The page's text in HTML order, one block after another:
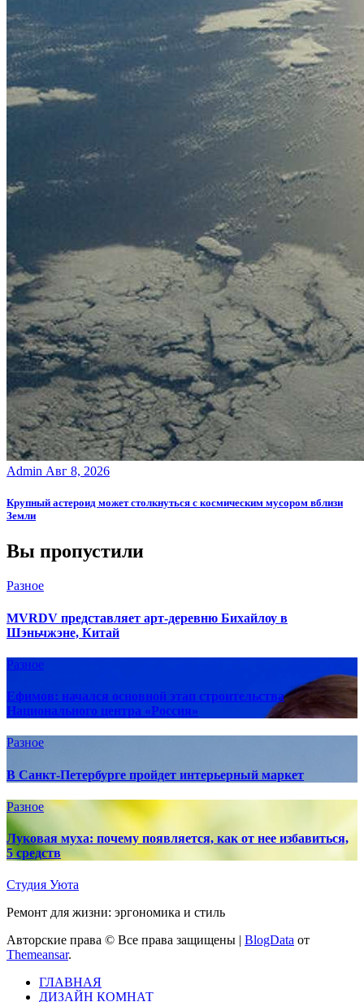
Admin Авг 8, 2026
Крупный астероид может столкнуться с космическим мусором вблизи
Земли
Вы пропустили
Разное
MVRDV представляет арт-деревню Бихайлоу в
Шэньчжэне, Китай
Разное
Ефимов: начался основной этап строительства
Национального центра «Россия»
Разное
В Санкт-Петербурге пройдет интерьерный маркет
Разное
Луковая муха: почему появляется, как от нее избавиться,
5 средств
Студия Уюта
Ремонт для жизни: эргономика и стиль
Авторские права © Все права защищены | BlogData от
Themeansar.
ГЛАВНАЯ
ДИЗАЙН КОМНАТ